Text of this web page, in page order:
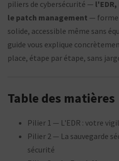
piliers de cybersécurité —
le patch management —
solide, accessible même sans
guide vous explique
place, étape par étape, sans
Table des matières
Pilier 1 — L'EDR : votre
Pilier 2 — La sauvegarde
sécurité